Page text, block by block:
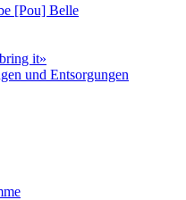
[Pou] Belle
it»
und Entsorgungen